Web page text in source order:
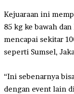
Kejuaraan ini
85 kg ke bawah
mencapai sekitar
seperti Sumsel,
“Ini sebenarnya
dengan event lain